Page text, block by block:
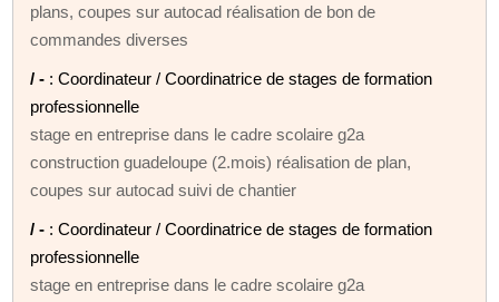
plans, coupes sur autocad réalisation de bon de
commandes diverses
/ - : Coordinateur / Coordinatrice de stages de formation
professionnelle
stage en entreprise dans le cadre scolaire g2a
construction guadeloupe (2.mois) réalisation de plan,
coupes sur autocad suivi de chantier
/ - : Coordinateur / Coordinatrice de stages de formation
professionnelle
stage en entreprise dans le cadre scolaire g2a